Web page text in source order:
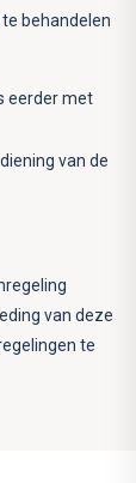
behandelen
eerder met
van de
van deze
te